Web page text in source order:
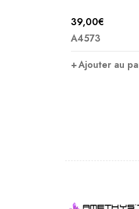
39,00€
A4573
Ajouter au panier